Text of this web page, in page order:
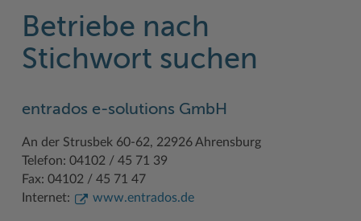
Ämter, Einrichtungen
Bürgerportal Stormarn ↗
Führerscheine
Formulare & Dokumente
Amtliche Bekanntmachungen
Ausschreibungen
Baustellen in Stormarn
Bildungskommune
Fachbereiche
Interessantes in und aus Stormarn
Kreis Stormarn Porträt
Kreiskarte
Ausbildung beim Kreis Stormarn
Der Kreis als Arbeitgeber
Ihre Bewerbung
Initiativbewerbungen Verwaltung
Beruf und Familie im Hansebelt
Branchenverzeichnis
EG-Dienstleistungsrichtlinie (EG-DLRL)
Handwerk für nachhaltiges Wirtschaften
BahnRadWege
Frei- und Hallenbäder
Herrenhäuser
Kultur
Betriebe nach
Stichwort suchen
entrados e-solutions GmbH
An der Strusbek 60-62, 22926 Ahrensburg
Telefon: 04102 / 45 71 39
Fax: 04102 / 45 71 47
Internet:
www.entrados.de